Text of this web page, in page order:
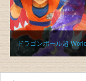
ドラゴンボール超